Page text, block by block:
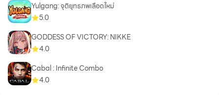
Yulgang: จุติยุทธภพเลือดใหม่
5.0
GODDESS OF VICTORY: NIKKE
4.0
Cabal : Infinite Combo
4.0